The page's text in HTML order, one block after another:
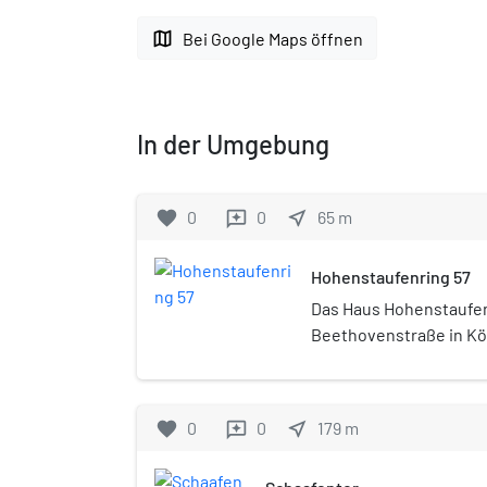
map Bei Google Maps öffnen
In der Umgebung
favorite 0 reviews 0 near_me 65 m
Hohenstaufenring 57
Das Haus
Beethovenstraße in
wohlhabenden
favorite 0 reviews 0 near_me 179 m